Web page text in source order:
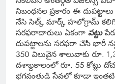
నిబంధనల ప్రకారం ఈ
నేసి సిల్క్ మార్క్ హలోగ్రామ్
సరఫరాదారులు ఏకంగా పట్టు
దుపట్టాలను సరఫరా చేసి భారీ
350 విలువైన శాలువాకు రూ.
దశాబ్దకాలంలో రూ. 55 కోట్లు
భగవంతుడి సేవలో కూడా